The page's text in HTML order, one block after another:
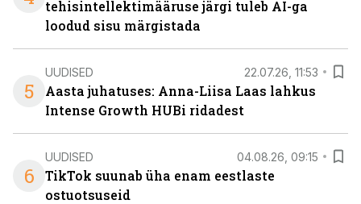
tehisintellektimääruse järgi tuleb AI-ga
loodud sisu märgistada
5
UUDISED 22.07.26, 11:53
Aasta juhatuses: Anna-Liisa Laas lahkus
Intense Growth HUBi ridadest
6
UUDISED 04.08.26, 09:15
TikTok suunab üha enam eestlaste
ostuotsuseid